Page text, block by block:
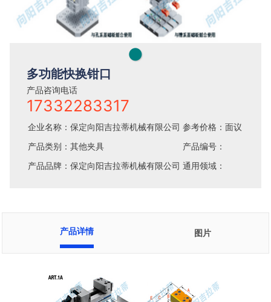
●
多功能快换钳口
产品咨询电话
17332283317
企业名称：保定向阳吉拉蒂机械有限公司 参考价格：面议
产品类别：其他夹具
产品编号：
产品品牌：保定向阳吉拉蒂机械有限公司 通用领域：
产品详情 图片